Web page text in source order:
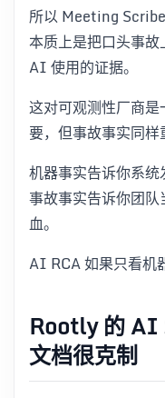
所以 Meeting
本质上是把口头事
AI 使用的证据。
这对可观测性厂商
要，但事故事实同样
机器事实告诉你系统
事故事实告诉你团
血。
AI RCA 如果只看机
Rootly 的 AI
文档很克制